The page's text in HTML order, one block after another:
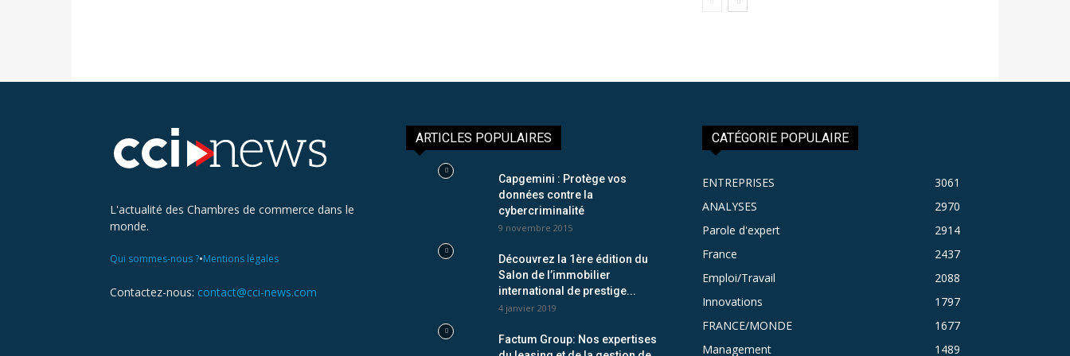
L'actualité des Chambres de commerce dans le
monde.
Qui sommes-nous ?•Mentions légales
Contactez-nous: contact@cci-news.com
ARTICLES POPULAIRES
Capgemini : Protège vos
données contre la
cybercriminalité
9 novembre 2015
Découvrez la 1ère édition du
Salon de l’immobilier
international de prestige...
4 janvier 2019
Factum Group: Nos expertises
CATÉGORIE POPULAIRE
ENTREPRISES
3061
ANALYSES
2970
Parole d'expert
2914
France
2437
Emploi/Travail
2088
Innovations
1797
FRANCE/MONDE
1677
Management
1489